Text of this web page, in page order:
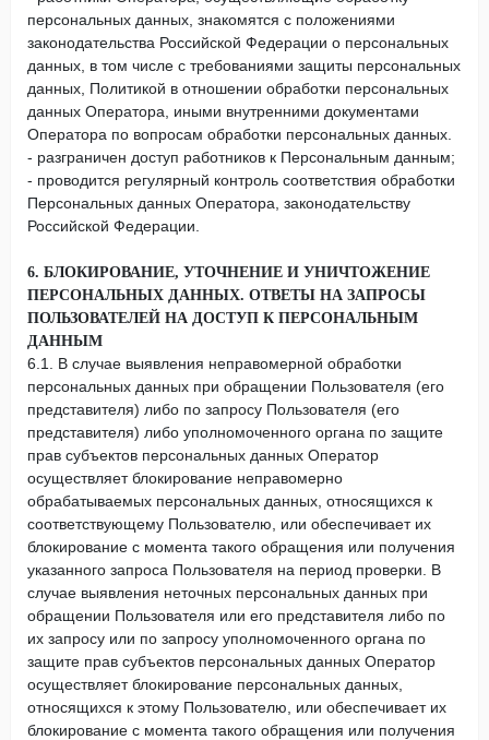
персональных данных, знакомятся с положениями
законодательства Российской Федерации о персональных
данных, в том числе с требованиями защиты персональных
данных, Политикой в отношении обработки персональных
данных Оператора, иными внутренними документами
Оператора по вопросам обработки персональных данных.
- разграничен доступ работников к Персональным данным;
- проводится регулярный контроль соответствия обработки
Персональных данных Оператора, законодательству
Российской Федерации.
6. БЛОКИРОВАНИЕ, УТОЧНЕНИЕ И УНИЧТОЖЕНИЕ
ПЕРСОНАЛЬНЫХ ДАННЫХ. ОТВЕТЫ НА ЗАПРОСЫ
ПОЛЬЗОВАТЕЛЕЙ НА ДОСТУП К ПЕРСОНАЛЬНЫМ
ДАННЫМ
6.1. В случае выявления неправомерной обработки
персональных данных при обращении Пользователя (его
представителя) либо по запросу Пользователя (его
представителя) либо уполномоченного органа по защите
прав субъектов персональных данных Оператор
осуществляет блокирование неправомерно
обрабатываемых персональных данных, относящихся к
соответствующему Пользователю, или обеспечивает их
блокирование с момента такого обращения или получения
указанного запроса Пользователя на период проверки. В
случае выявления неточных персональных данных при
обращении Пользователя или его представителя либо по
их запросу или по запросу уполномоченного органа по
защите прав субъектов персональных данных Оператор
осуществляет блокирование персональных данных,
относящихся к этому Пользователю, или обеспечивает их
блокирование с момента такого обращения или получения